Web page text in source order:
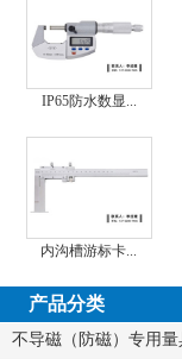
IP65防水数显...
内沟槽游标卡...
产品分类
不导磁（防磁）专用量